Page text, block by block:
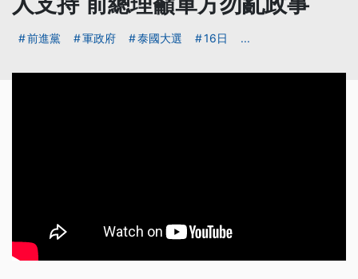
前進黨 軍政府 泰國大選 16日 ...